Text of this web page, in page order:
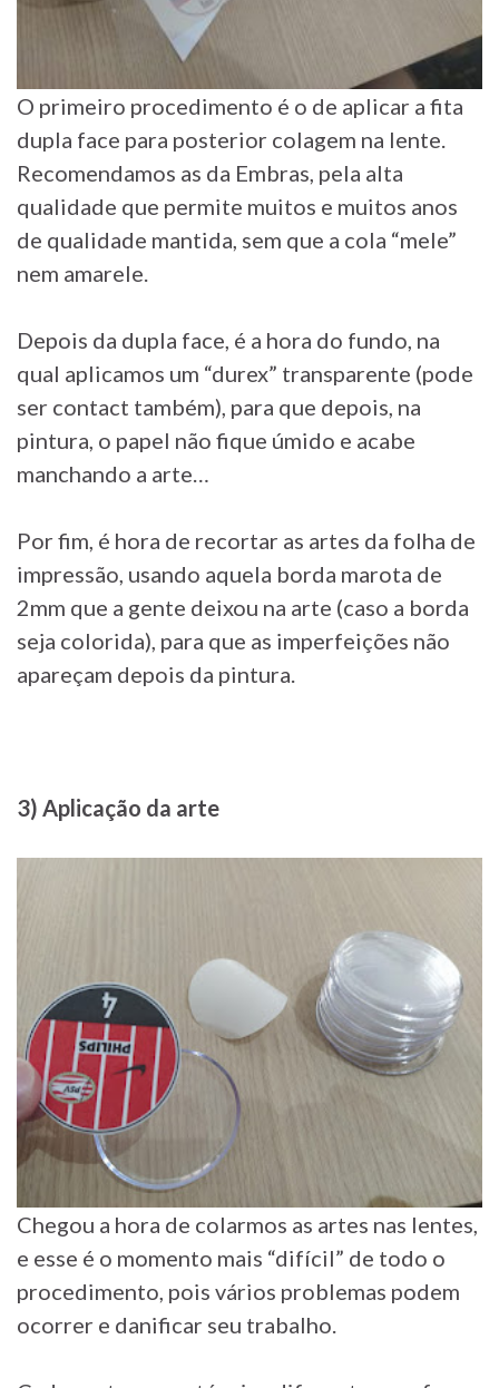
O primeiro procedimento é o de aplicar a fita
dupla face para posterior colagem na lente.
Recomendamos as da Embras, pela alta
qualidade que permite muitos e muitos anos
de qualidade mantida, sem que a cola “mele”
nem amarele.
Depois da dupla face, é a hora do fundo, na
qual aplicamos um “durex” transparente (pode
ser contact também), para que depois, na
pintura, o papel não fique úmido e acabe
manchando a arte…
Por fim, é hora de recortar as artes da folha de
impressão, usando aquela borda marota de
2mm que a gente deixou na arte (caso a borda
seja colorida), para que as imperfeições não
apareçam depois da pintura.
3) Aplicação da arte
Chegou a hora de colarmos as artes nas lentes,
e esse é o momento mais “difícil” de todo o
procedimento, pois vários problemas podem
ocorrer e danificar seu trabalho.